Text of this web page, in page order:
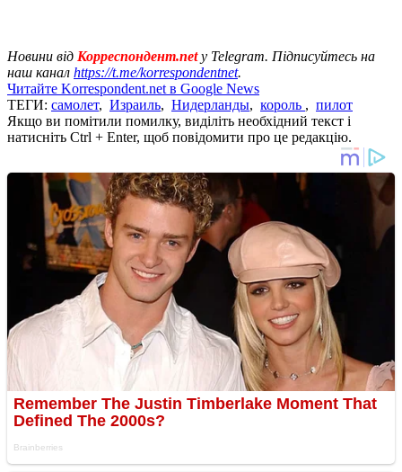
Новини від Корреспондент.net у Telegram. Підписуйтесь на
наш канал https://t.me/korrespondentnet.
Читайте Korrespondent.net в Google News
ТЕГИ: самолет, Израиль, Нидерланды, король , пилот
Якщо ви помітили помилку, виділіть необхідний текст і
натисніть Ctrl + Enter, щоб повідомити про це редакцію.